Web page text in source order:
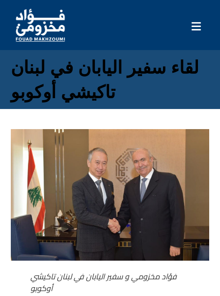
لقاء سفير اليابان في لبنان
تاكيشي أوكوبو
فؤاد مخزومي و سفير اليابان في لبنان تاكيشي
أوكوبو